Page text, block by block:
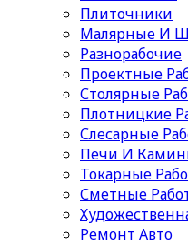
Плиточники
Малярные И
Разнорабочие
Проектные
Столярные
Плотницкие
Слесарные
Печи И
Токарные
Сметные
Ремонт Авто